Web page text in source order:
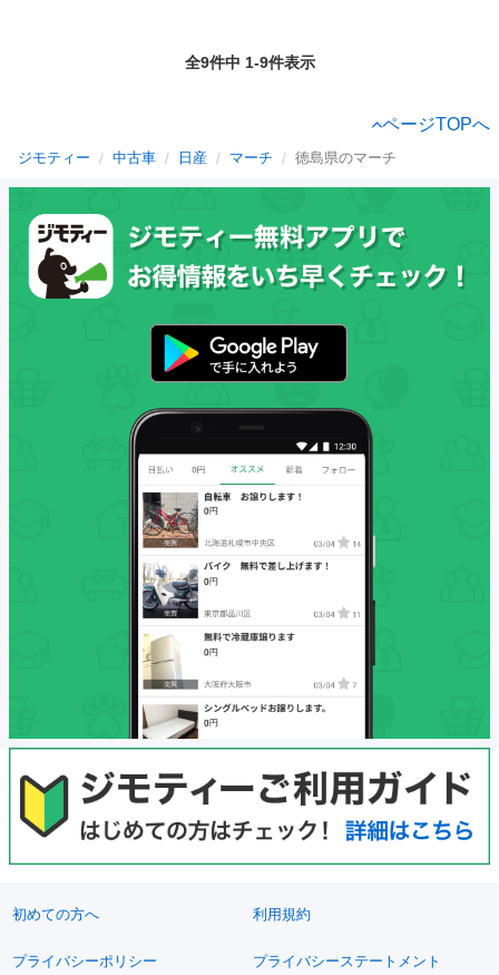
全9件中 1-9件表示
ページTOPへ
ジモティー 中古車 日産 マーチ 徳島県のマーチ
初めての方へ 利用規約
プライバシーポリシー プライバシーステートメント